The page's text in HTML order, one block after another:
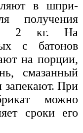
в шпри-
получения
2 кг. На
с батонов
на порции,
смазанный
запекают. При
можно
сроки его